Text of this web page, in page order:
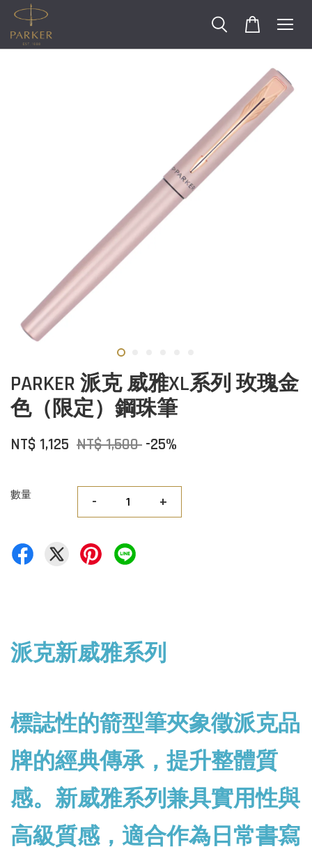
PARKER 派克 威雅XL系列 玫瑰金
色（限定）鋼珠筆
NT$ 1,125 NT$ 1,500 -25%
數量 - +
派克新威雅系列
標誌性的箭型筆夾象徵派克品
牌的經典傳承，提升整體質
感。新威雅系列兼具實用性與
高級質感，適合作為日常書寫